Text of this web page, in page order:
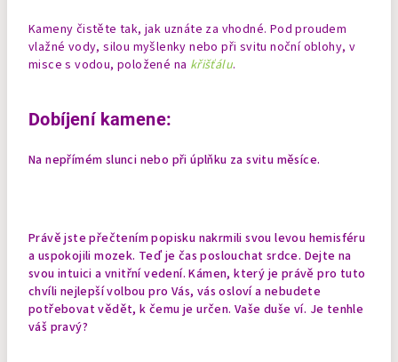
Kameny čistěte tak, jak uznáte za vhodné. Pod proudem
vlažné vody, silou myšlenky nebo při svitu noční oblohy, v
misce s vodou, položené na křišťálu.
Dobíjení kamene:
Na nepřímém slunci nebo při úplňku za svitu měsíce.
Právě jste přečtením popisku nakrmili svou levou hemisféru
a uspokojili mozek. Teď je čas poslouchat srdce. Dejte na
svou intuici a vnitřní vedení. Kámen, který je právě pro tuto
chvíli nejlepší volbou pro Vás, vás osloví a nebudete
potřebovat vědět, k čemu je určen. Vaše duše ví. Je tenhle
váš pravý?